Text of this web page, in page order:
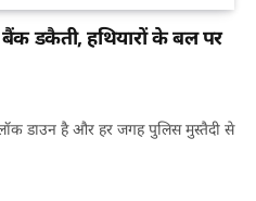
डकैती, हथियारों के बल पर
डाउन है और हर जगह पुलिस मुस्तैदी से